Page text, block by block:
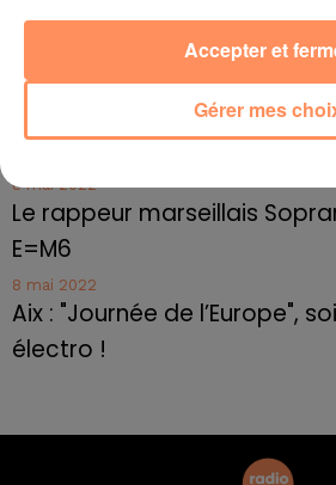
10 mai 2022
Cassis organise sa
10 mai 2022
Marseille : appel à témoins
Frédéric Pache
8 mai 2022
Le rappeur marseillais
E=M6
8 mai 2022
Aix : "Journée de l’Europe",
électro !
Gérer mes
Accepter et